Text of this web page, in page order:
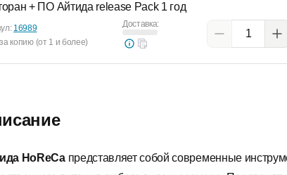
HoReCaпредставляет собой современные
+ ПО Айтида release Pack 1 год
копию (от 1 и более)
16989 Доставка: